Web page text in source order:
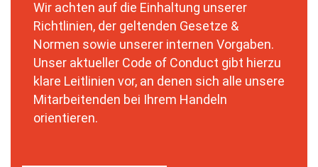
Wir achten auf die Einhaltung unserer
Richtlinien, der geltenden Gesetze &
Normen sowie unserer internen Vorgaben.
Unser aktueller Code of Conduct gibt hierzu
klare Leitlinien vor, an denen sich alle unsere
Mitarbeitenden bei Ihrem Handeln
orientieren.